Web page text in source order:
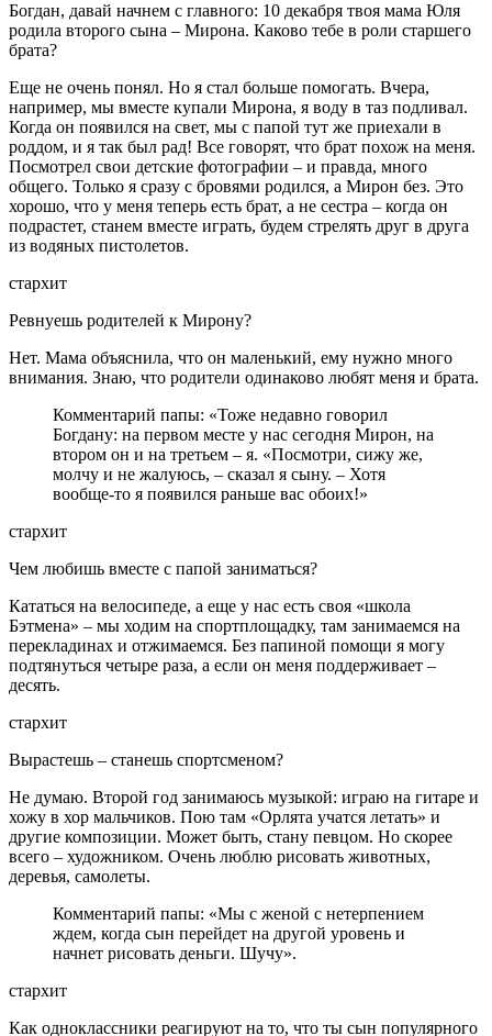
Богдан, давай начнем с главного: 10 декабря твоя мама Юля
родила второго сына – Мирона. Каково тебе в роли старшего
брата?
Еще не очень понял. Но я стал больше помогать. Вчера,
например, мы вместе купали Мирона, я воду в таз подливал.
Когда он появился на свет, мы с папой тут же приехали в
роддом, и я так был рад! Все говорят, что брат похож на меня.
Посмотрел свои детские фотографии – и правда, много
общего. Только я сразу с бровями родился, а Мирон без. Это
хорошо, что у меня теперь есть брат, а не сестра – когда он
подрастет, станем вместе играть, будем стрелять друг в друга
из водяных пистолетов.
стархит
Ревнуешь родителей к Мирону?
Нет. Мама объяснила, что он маленький, ему нужно много
внимания. Знаю, что родители одинаково любят меня и брата.
Комментарий папы: «Тоже недавно говорил
Богдану: на первом месте у нас сегодня Мирон, на
втором он и на третьем – я. «Посмотри, сижу же,
молчу и не жалуюсь, – сказал я сыну. – Хотя
вообще-то я появился раньше вас обоих!»
стархит
Чем любишь вместе с папой заниматься?
Кататься на велосипеде, а еще у нас есть своя «школа
Бэтмена» – мы ходим на спортплощадку, там занимаемся на
перекладинах и отжимаемся. Без папиной помощи я могу
подтянуться четыре раза, а если он меня поддерживает –
десять.
стархит
Вырастешь – станешь спортсменом?
Не думаю. Второй год занимаюсь музыкой: играю на гитаре и
хожу в хор мальчиков. Пою там «Орлята учатся летать» и
другие композиции. Может быть, стану певцом. Но скорее
всего – художником. Очень люблю рисовать животных,
деревья, самолеты.
Комментарий папы: «Мы с женой с нетерпением
ждем, когда сын перейдет на другой уровень и
начнет рисовать деньги. Шучу».
стархит
Как одноклассники реагируют на то, что ты сын популярного